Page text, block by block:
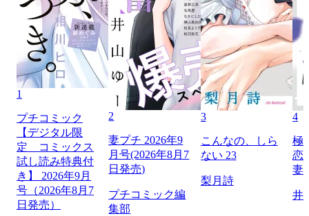
1
プチコミック
【デジタル限
定 コミックス
試し読み特典付
き】 2026年9月
号（2026年8月7
日発売）
2
妻プチ 2026年9
月号(2026年8月7
日発売)
プチコミック編
集部
3
こんなの、しら
ない 23
梨月詩
4
極
恋
妻
井